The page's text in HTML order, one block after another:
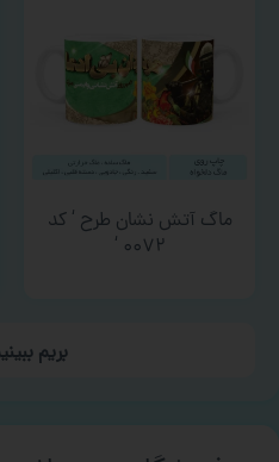
ماگ آتش نشان طرح ‘ کد
۰۰۷۲ ‘
بریم